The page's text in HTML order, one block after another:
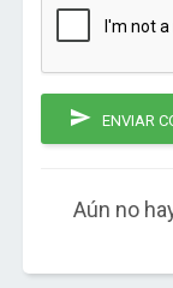
ENVIAR
Aún no